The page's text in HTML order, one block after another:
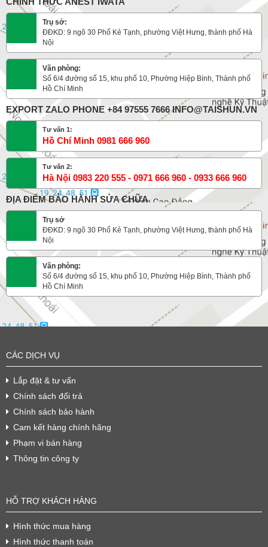
Trụ sở:
ĐĐKD: 9 ngõ 30 Phố Kẻ Tạnh, phường Việt Hưng, thành phố Hà
Nội
Văn phòng:
Số 6/4 đường số 15, khu phố 10, Phường Hiệp Bình, Thành phố
Hồ Chí Minh
EXPORT ZALO PHONE +84 97555 7666 INFO@TAISHUN.VN
Tư vấn 1:
Hồ Chí Minh 0981 666 960
Tư vấn 2:
Hà Nội 0983 220 555 - 0971 666 960 - 0933 666 960
ĐỊA ĐIỂM BẢO HÀNH SỬA CHỮA
Trụ sở
ĐĐKD: 9 ngõ 30 Phố Kẻ Tạnh, phường Việt Hưng, thành phố Hà
Nội
Văn phòng:
Số 6/4 đường số 15, khu phố 10, Phường Hiệp Bình, Thành phố
Hồ Chí Minh
CÁC DỊCH VỤ
Lắp đặt & tư vấn
Chính sách đổi trả
Chính sách bảo hành
Cam kết hàng chính hãng
Phạm vi bán hàng
Thông tin công ty
HỖ TRỢ KHÁCH HÀNG
Hình thức mua hàng
Hình thức thanh toán